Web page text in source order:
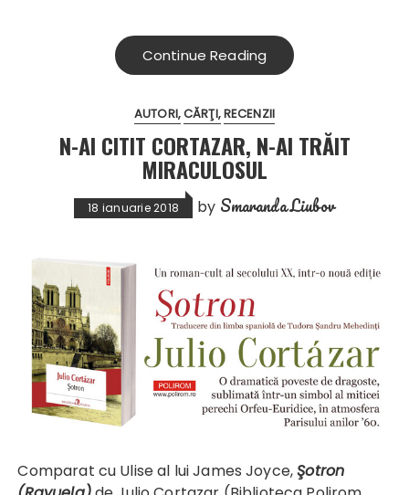
Continue Reading
AUTORI CĂRŢI RECENZII
N-AI CITIT CORTAZAR, N-AI TRĂIT
MIRACULOSUL
18 ianuarie 2018 by Smaranda Liubov
Comparat cu Ulise al lui James Joyce,Şotron